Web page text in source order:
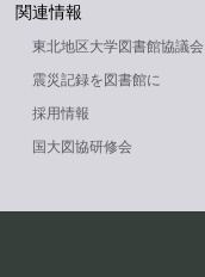
関連情報
東北地区大学図書館協議会
震災記録を図書館に
採用情報
国大図協研修会